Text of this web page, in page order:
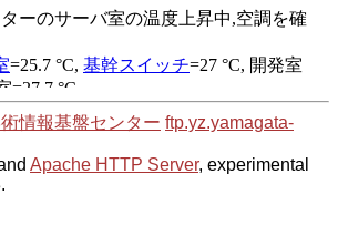
情報基盤センター ftp.yz.yamagata-
Apache HTTP Server, experimental